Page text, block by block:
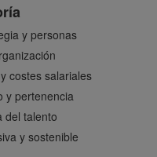
y personas
costes salariales
y pertenencia
del talento
y sostenible